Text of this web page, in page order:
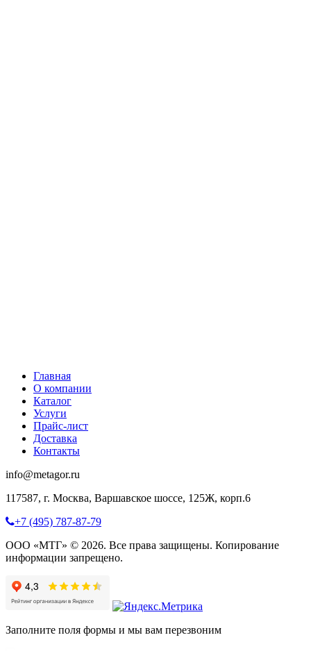
Главная
О компании
Каталог
Услуги
Прайс-лист
Доставка
Контакты
info@metagor.ru
117587, г. Москва, Варшавское шоссе, 125Ж, корп.6
+7 (495) 787-87-79
ООО «МТГ» © 2026. Все права защищены. Копирование
информации запрещено.
Заполните поля формы и мы вам перезвоним